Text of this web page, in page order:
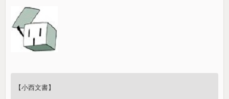
【小西文書】